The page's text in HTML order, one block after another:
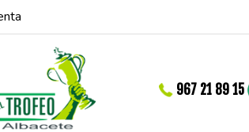
967 21 89 15